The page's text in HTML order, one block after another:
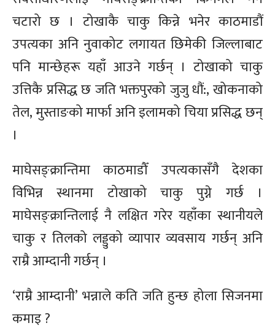
चटारो छ । टोखाकै चाकु किन्ने भनेर काठमाडौं
उपत्यका अनि नुवाकोट लगायत छिमेकी जिल्लाबाट
पनि मान्छेहरू यहाँ आउने गर्छन् । टोखाको चाकु
उत्तिकै प्रसिद्ध छ जति भक्तपुरको जुजु धौं:, खोकनाको
तेल, मुस्ताङको मार्फा अनि इलामको चिया प्रसिद्ध छन्
।
माघेसङ्क्रान्तिमा काठमाडौँ उपत्यकासँगै देशका
विभिन्न स्थानमा टोखाको चाकु पुग्ने गर्छ ।
माघेसङ्क्रान्तिलाई नै लक्षित गरेर यहाँका स्थानीयले
चाकु र तिलको लड्डुको व्यापार व्यवसाय गर्छन् अनि
राम्रै आम्दानी गर्छन् ।
‘राम्रै आम्दानी’ भन्नाले कति जति हुन्छ होला सिजनमा
कमाइ ?